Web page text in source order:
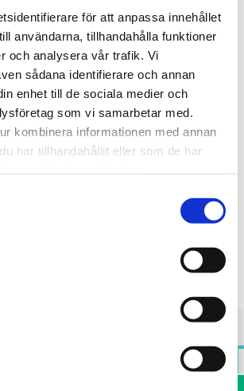
för att anpassa innehållet
användarna, tillhandahålla funktioner
och analysera vår trafik. Vi
sådana identifierare och annan
enhet till de sociala medier och
som vi samarbetar med.
kombinera informationen med annan
har tillhandahållit eller som de har
Föräldraskap | Rusmedelsfostran |
Utbildning
Silvennoinen Katarina
13.12.2022
Barns och ungas välbefinnande |
Föräldraskap | Rusmedelsfostran |
Utbildning